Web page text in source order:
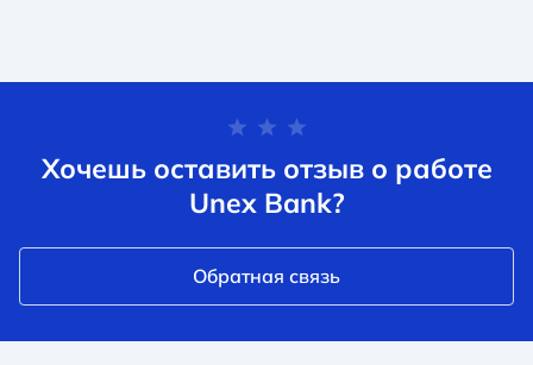
Хочешь оставить отзыв о работе
Unex Bank?
Обратная связь